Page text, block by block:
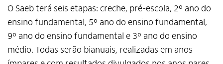
O Saeb terá seis etapas: creche, pré-escola, 2º ano do
ensino fundamental, 5º ano do ensino fundamental,
9º ano do ensino fundamental e 3º ano do ensino
médio. Todas serão bianuais, realizadas em anos